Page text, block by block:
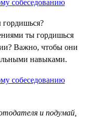
ты гордишься
Важно, чтобы они
навыками.
и подумай,